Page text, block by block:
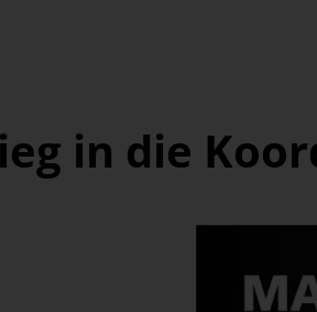
in die